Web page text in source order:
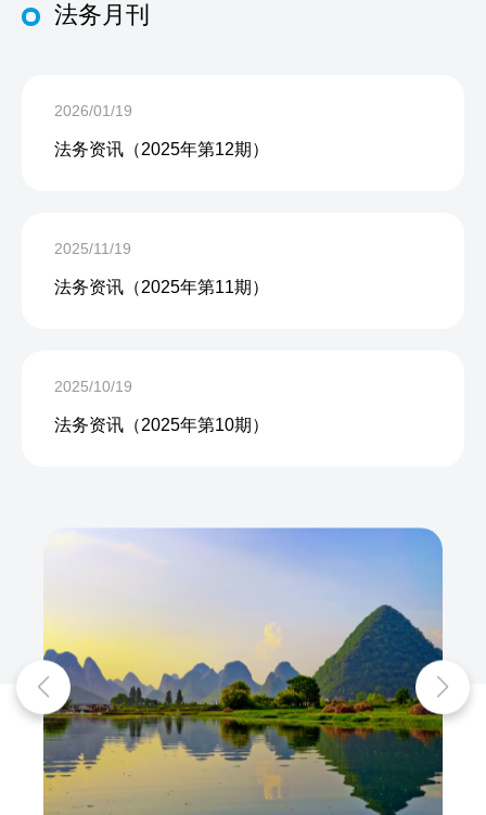
法务月刊
2026/01/19
法务资讯（2025年第12期）
2025/11/19
法务资讯（2025年第11期）
2025/10/19
法务资讯（2025年第10期）